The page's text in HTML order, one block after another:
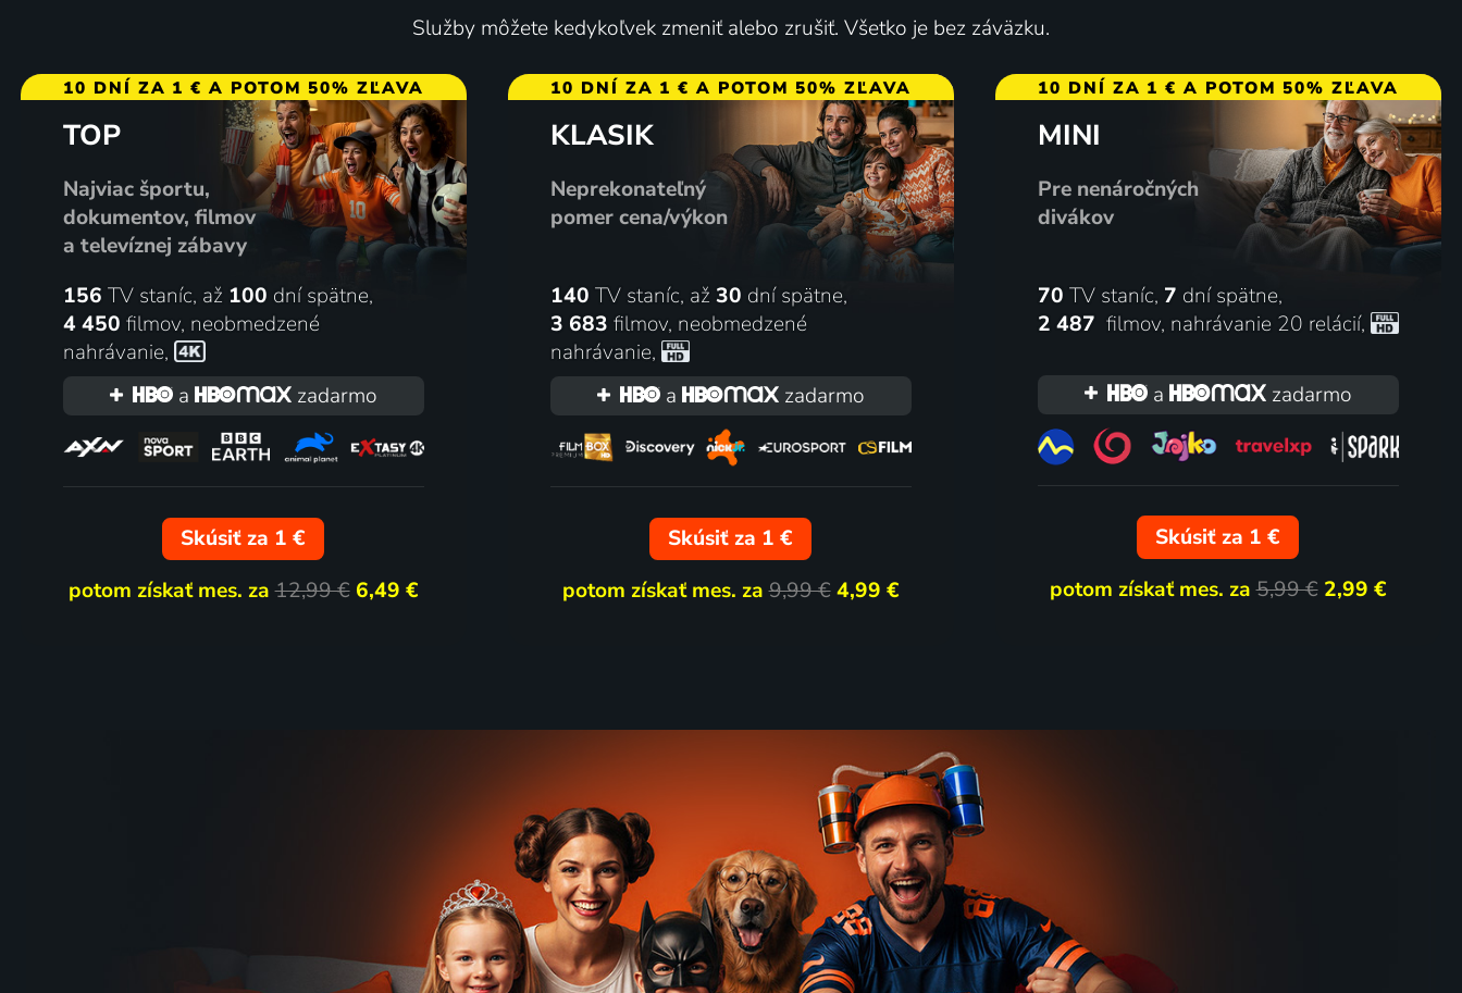
Služby môžete kedykoľvek zmeniť alebo zrušiť. Všetko je bez záväzku.
10 DNÍ ZA 1 € A POTOM 50% ZĽAVA
TOP
Najviac športu,
dokumentov, filmov
a televíznej zábavy
156 TV staníc, až 100 dní spätne,
4 450 filmov, neobmedzené
nahrávanie,
a
zadarmo
Skúsiť za 1 €
potom získať mes. za12,99 € 6,49 €
10 DNÍ ZA 1 € A POTOM 50% ZĽAVA
KLASIK
Neprekonateľný
pomer cena/výkon
140 TV staníc, až 30 dní spätne,
3 683 filmov, neobmedzené
nahrávanie,
a
zadarmo
Skúsiť za 1 €
potom získať mes. za9,99 € 4,99 €
10 DNÍ ZA 1 € A POTOM 50% ZĽAVA
MINI
Pre nenáročných
divákov
70 TV staníc, 7 dní spätne,
2 487 filmov, nahrávanie 20 relácií,
a zadarmo
Skúsiť za 1 €
potom získať mes. za5,99 € 2,99 €